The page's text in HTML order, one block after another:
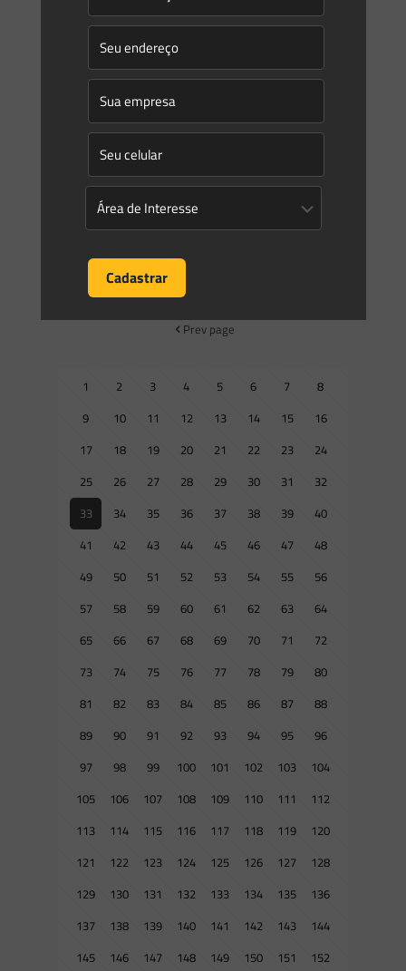
Saes Advogadoson
Oito dispositivos do Código Estadual do Meio Ambiente são
O Tribunal de Justiça atendeu aos pedidos feitos em ação
direta de inconstitucionalidade pelo Centro de Apoio
operacional de Controle da Constitucionalidade do MPSC, o
[…]
Prev page
1 2 3 4 5 6 7
8
9
10 11 12 13 14 15
16
17
18 19 20 21 22 23
24
25
26 27 28 29 30 31
32
33
34 35 36 37 38 39
40
41
42 43 44 45 46 47
48
49
50 51 52 53 54 55
56
57
58 59 60 61 62 63
64
65
66 67 68 69 70 71
72
73
74 75 76 77 78 79
80
81
82 83 84 85 86 87
88
89
90 91 92 93 94 95
96
97
98 99 100 101 102 103
104
105
106 107 108 109 110 111
112
113
114 115 116 117 118 119
120
121
122 123 124 125 126 127
128
129
130 131 132 133 134 135
136
137
138 139 140 141 142 143
144
145
146 147 148 149 150 151
152